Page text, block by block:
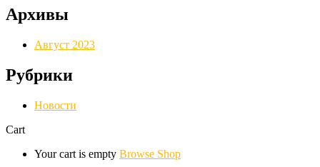
Архивы
Август 2023
Рубрики
Новости
Cart
Your cart is empty Browse Shop